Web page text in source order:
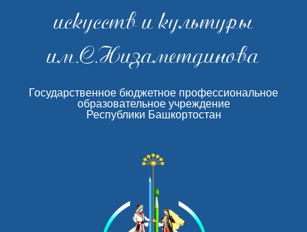
искусств и культуры
им.С.Низаметдинова
Государственное бюджетное профессиональное
образовательное учреждение
Республики Башкортостан